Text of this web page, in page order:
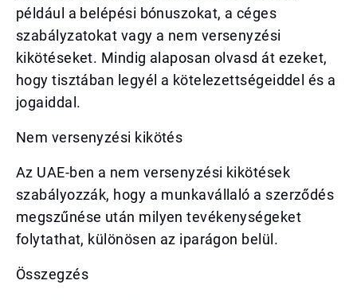
például a belépési bónuszokat, a céges
szabályzatokat vagy a nem versenyzési
kikötéseket. Mindig alaposan olvasd át ezeket,
hogy tisztában legyél a kötelezettségeiddel és a
jogaiddal.
Nem versenyzési kikötés
Az UAE-ben a nem versenyzési kikötések
szabályozzák, hogy a munkavállaló a szerződés
megszűnése után milyen tevékenységeket
folytathat, különösen az iparágon belül.
Összegzés